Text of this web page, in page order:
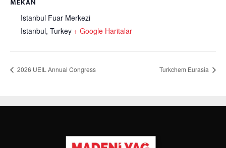
MEKAN
Istanbul Fuar Merkezi
Istanbul, Turkey + Google Haritalar
2026 UEIL Annual Congress Turkchem Eurasia